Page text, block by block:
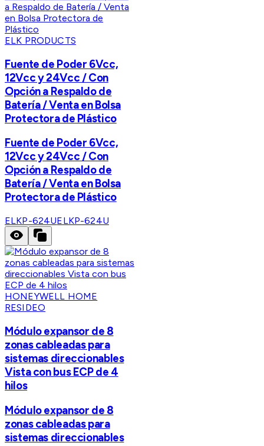
ELK PRODUCTS
Fuente de Poder 6Vcc,
12Vcc y 24Vcc / Con
Opción a Respaldo de
Batería / Venta en Bolsa
Protectora de Plástico
Fuente de Poder 6Vcc,
12Vcc y 24Vcc / Con
Opción a Respaldo de
Batería / Venta en Bolsa
Protectora de Plástico
ELKP-624UELKP-624U
HONEYWELL HOME
RESIDEO
Módulo expansor de 8
zonas cableadas para
sistemas direccionables
Vista con bus ECP de 4
hilos
Módulo expansor de 8
zonas cableadas para
sistemas direccionables